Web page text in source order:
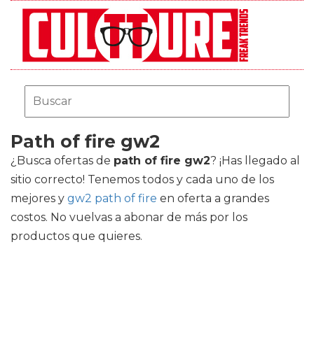
Path of fire gw2
¿Busca ofertas de path of fire gw2? ¡Has llegado al
sitio correcto! Tenemos todos y cada uno de los
mejores y gw2 path of fire en oferta a grandes
costos. No vuelvas a abonar de más por los
productos que quieres.